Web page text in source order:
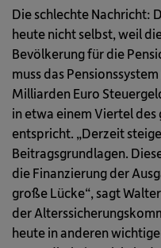
Die schlechte Nachricht:
heute nicht selbst, weil
Bevölkerung für die
muss das
Milliarden Euro
in etwa einem Viertel
entspricht. „Derzeit
Beitragsgrundlagen.
die Finanzierung der
große Lücke“, sagt
der
heute in anderen